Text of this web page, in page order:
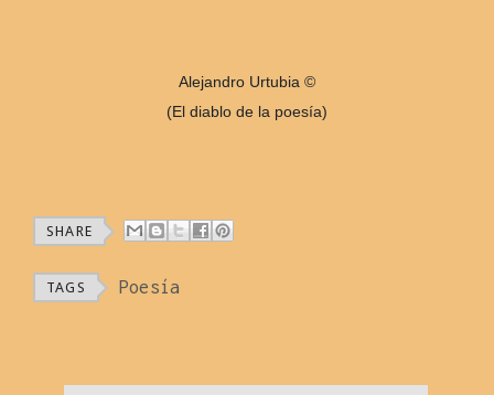
Alejandro Urtubia ©
(El diablo de la poesía)
SHARE
TAGS Poesía